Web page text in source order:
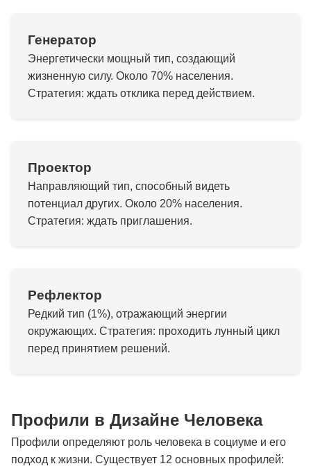
Генератор
Энергетически мощный тип, создающий
жизненную силу. Около 70% населения.
Стратегия: ждать отклика перед действием.
Проектор
Направляющий тип, способный видеть
потенциал других. Около 20% населения.
Стратегия: ждать приглашения.
Рефлектор
Редкий тип (1%), отражающий энергии
окружающих. Стратегия: проходить лунный цикл
перед принятием решений.
Профили в Дизайне Человека
Профили определяют роль человека в социуме и его
подход к жизни. Существует 12 основных профилей: